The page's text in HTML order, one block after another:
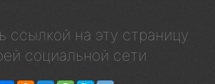
ссылкой на эту страницу
социальной сети